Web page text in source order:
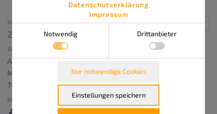
Datenschutzerklärung
Impressum
Notwendig Drittanbieter
Grundfunktionen wie die Seitennavigation oder der
Zugriff auf Passwort-gesicherte Bereiche dieser Website zu
Drittanbieter
Technisch notwendige Cookies
Anbieter
Zweck
aps-delta.de
In diesem Cookie wird die Session-ID, also
Nur notwendige Cookies
Einstellungen speichern
WANN:
2. Dezember 2026 um 13:00 – 16:30 Repeats
WO:
APS delta GmbH
Marie-Curie-Straße 12
78048 Villingen
KONTAKT: